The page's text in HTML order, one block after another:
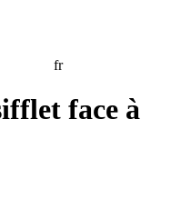
fr
face à